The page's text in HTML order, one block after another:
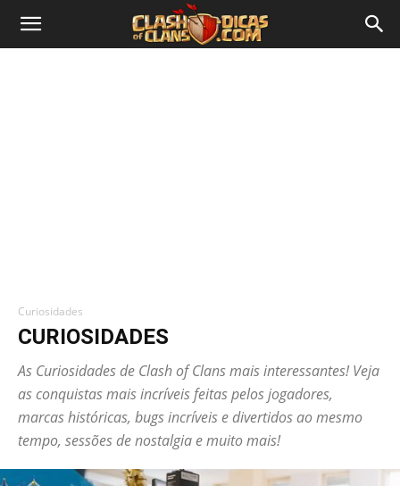
Curiosidades
CURIOSIDADES
As Curiosidades de Clash of Clans mais interessantes! Veja
as conquistas mais incríveis feitas pelos jogadores,
marcas históricas, bugs incríveis e divertidos ao mesmo
tempo, sessões de nostalgia e muito mais!